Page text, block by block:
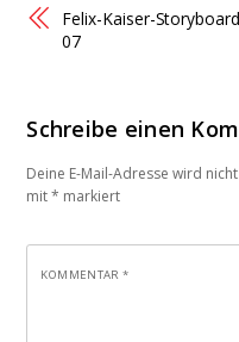
Felix-Kaiser-
07
Schreibe einen
Deine E-Mail-Adresse wird
mit* markiert
KOMMENTAR*